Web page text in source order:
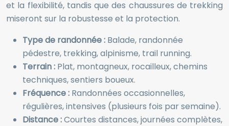
et la flexibilité, tandis que des chaussures de trekking
miseront sur la robustesse et la protection.
Type de randonnée : Balade, randonnée
pédestre, trekking, alpinisme, trail running.
Terrain : Plat, montagneux, rocailleux, chemins
techniques, sentiers boueux.
Fréquence : Randonnées occasionnelles,
régulières, intensives (plusieurs fois par semaine).
Distance :Courtes distances, journées complètes,